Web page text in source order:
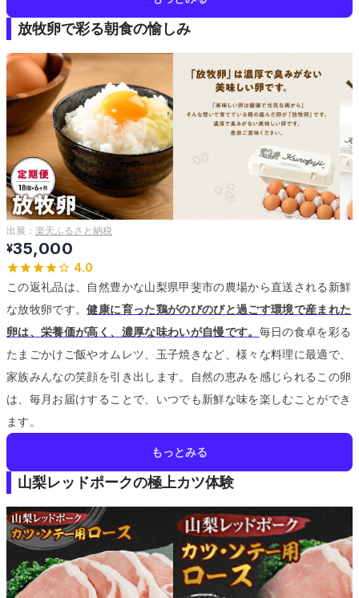
放牧卵で彩る朝食の愉しみ
出展： 楽天ふるさと納税
¥35,000
4.0
この返礼品は、自然豊かな山梨県甲斐市の農場から直送される新鮮
な放牧卵です。健康に育った鶏がのびのびと過ごす環境で産まれた
卵は、栄養価が高く、濃厚な味わいが自慢です。 毎日の食卓を彩る
たまごかけご飯やオムレツ、玉子焼きなど、様々な料理に最適で、
家族みんなの笑顔を引き出します。
自然の恵みを感じられるこの卵
は、毎月お届けすることで、いつでも新鮮な味を楽しむことができ
ます。
もっとみる
山梨レッドポークの極上カツ体験